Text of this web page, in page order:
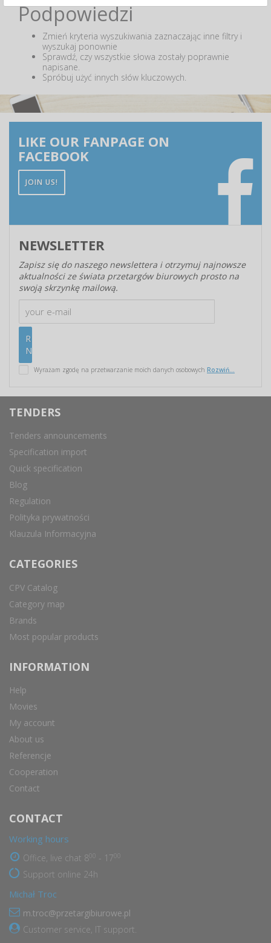
Podpowiedzi
Zmień kryteria wyszukiwania zaznaczając inne filtry i
wyszukaj ponownie
Sprawdź, czy wszystkie słowa zostały poprawnie
napisane.
Spróbuj użyć innych słów kluczowych.
LIKE OUR FANPAGE ON
FACEBOOK
JOIN US!
NEWSLETTER
Zapisz się do naszego newslettera i otrzymuj najnowsze
aktualności ze świata przetargów biurowych prosto na
swoją skrzynkę mailową.
Wyrażam zgodę na przetwarzanie moich danych osobowych Rozwiń...
TENDERS
Tenders announcements
Specification import
Quick specification
Blog
Regulation
Polityka prywatności
Klauzula Informacyjna
CATEGORIES
CPV Catalog
Category map
Brands
Most popular products
INFORMATION
Help
Movies
My account
About us
Referencje
Cooperation
Contact
CONTACT
Working hours
Office, live chat 8 - 17
Support online 24h
Michał Troc
m.troc@przetargibiurowe.pl
Customer service, IT support.